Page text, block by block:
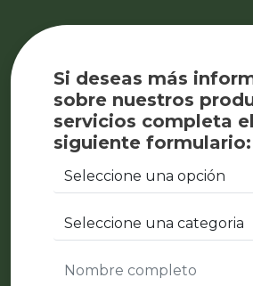
Si deseas más
sobre nuestros
servicios completa el
siguiente formulario: